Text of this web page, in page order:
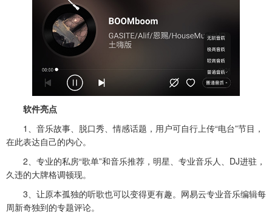
软件亮点
1、音乐故事、脱口秀、情感话题，用户可自行上传“电台”节目，
在此表达自己的内心。
2、专业的私房“歌单”和音乐推荐，明星、专业音乐人、DJ进驻，
久违的大牌格调顿现。
3、让原本孤独的听歌也可以变得更有趣。网易云专业音乐编辑每
周新奇独到的专题评论。